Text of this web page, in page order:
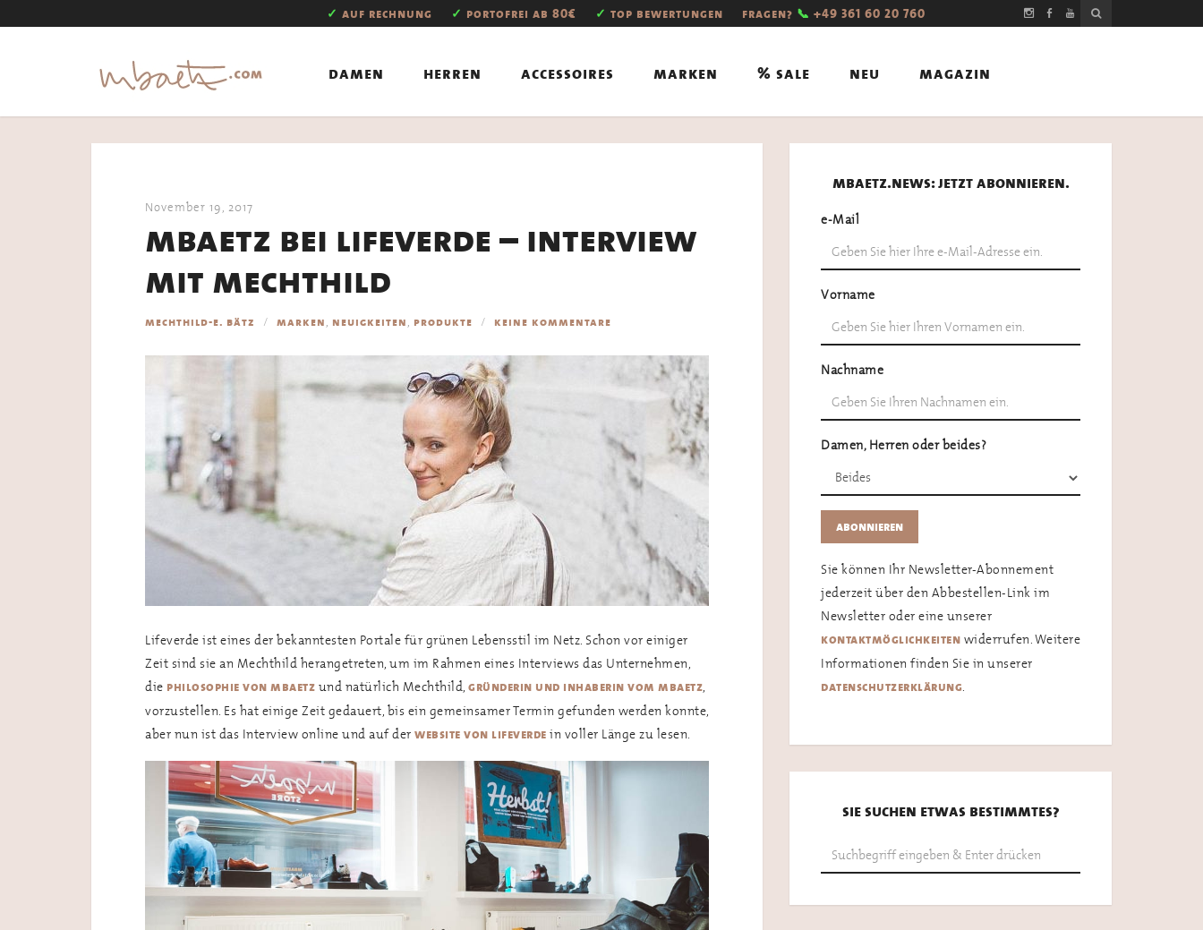
✓ auf rechnung ✓ portofrei ab 80€ ✓ top bewertungen fragen? 📞 +49 361 60 20 760
damen herren accessoires marken % sale neu magazin
November 19, 2017
mbaetz bei lifeverde – interview
mit mechthild
mechthild-e. bätz marken, neuigkeiten, produkte keine kommentare
Lifeverde ist eines der bekanntesten Portale für grünen Lebensstil im Netz. Schon vor einiger
Zeit sind sie an Mechthild herangetreten, um im Rahmen eines Interviews das Unternehmen,
die philosophie von mbaetz und natürlich Mechthild, gründerin und inhaberin vom mbaetz,
vorzustellen. Es hat einige Zeit gedauert, bis ein gemeinsamer Termin gefunden werden konnte,
aber nun ist das Interview online und auf der website von lifeverde in voller Länge zu lesen.
mbaetz.news: jetzt abonnieren.
e-Mail
Vorname
Nachname
Damen, Herren oder beides?
Sie können Ihr Newsletter-Abonnement
jederzeit über den Abbestellen-Link im
Newsletter oder eine unserer
kontaktmöglichkeiten widerrufen. Weitere
Informationen finden Sie in unserer
datenschutzerklärung.
sie suchen etwas bestimmtes?